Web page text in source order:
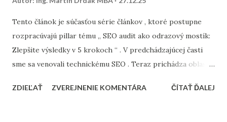
Tento článok je súčasťou série článkov , ktoré postupne
rozpracúvajú pillar tému „ SEO audit ako odrazový mostík:
Zlepšite výsledky v 5 krokoch “ . V predchádzajúcej časti
sme sa venovali technickému SEO . Teraz prichádza oblasť,
kľúčové slová . Veľa webov má obsah. Články, kategórie,
ZDIEĽAŤ ZVEREJNENIE KOMENTÁRA ČÍTAŤ ĎALEJ